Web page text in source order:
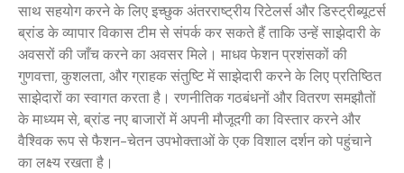
साथ सहयोग करने के लिए इच्छुक अंतरराष्ट्रीय रिटेलर्स और डिस्ट्रीब्यूटर्स
ब्रांड के व्यापार विकास टीम से संपर्क कर सकते हैं ताकि उन्हें साझेदारी के
अवसरों की जाँच करने का अवसर मिले। माधव फेशन प्रशंसकों की
गुणवत्ता, कुशलता, और ग्राहक संतुष्टि में साझेदारी करने के लिए प्रतिष्ठित
साझेदारों का स्वागत करता है। रणनीतिक गठबंधनों और वितरण समझौतों
के माध्यम से, ब्रांड नए बाजारों में अपनी मौजूदगी का विस्तार करने और
वैश्विक रूप से फैशन-चेतन उपभोक्ताओं के एक विशाल दर्शन को पहुंचाने
का लक्ष्य रखता है।